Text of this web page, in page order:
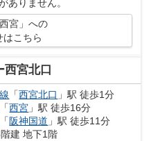
ありません。
宮」への
はこちら
西宮北口
「西宮北口 」駅 徒歩1分
「西宮 」駅 徒歩16分
「 阪神国道 」駅 徒歩11分
建 地下1階